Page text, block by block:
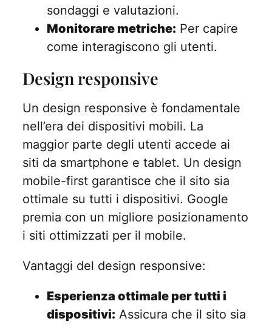
sondaggi e valutazioni.
Monitorare metriche: Per capire
come interagiscono gli utenti.
Design responsive
Un design responsive è fondamentale
nell’era dei dispositivi mobili. La
maggior parte degli utenti accede ai
siti da smartphone e tablet. Un design
mobile-first garantisce che il sito sia
ottimale su tutti i dispositivi. Google
premia con un migliore posizionamento
i siti ottimizzati per il mobile.
Vantaggi del design responsive:
Esperienza ottimale per tutti i
dispositivi: Assicura che il sito sia